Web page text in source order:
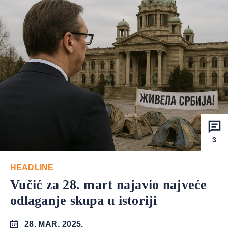
3
HEADLINE
Vučić za 28. mart najavio najveće
odlaganje skupa u istoriji
28. MAR. 2025.